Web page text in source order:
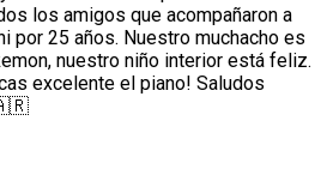
los amigos que acompañaron a
por 25 años. Nuestro muchacho es
nuestro niño interior está feliz.
excelente el piano! Saludos
🇦🇷